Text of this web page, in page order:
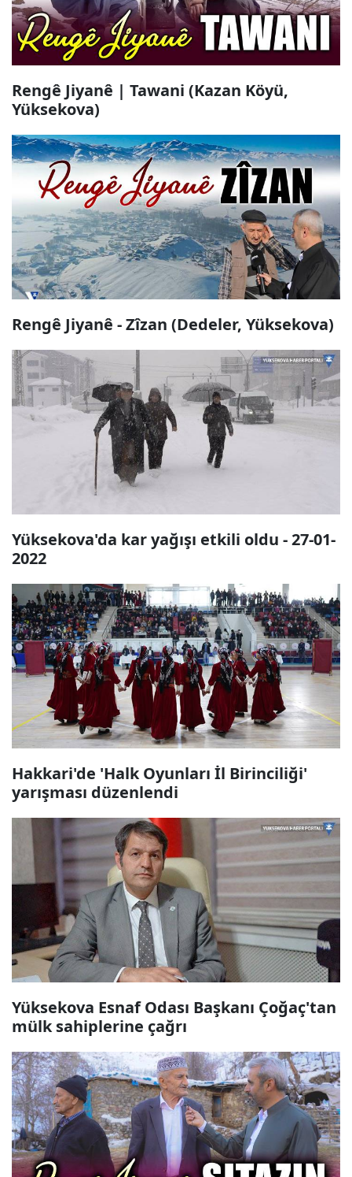
Rengê Jiyanê | Tawani (Kazan Köyü,
Yüksekova)
Rengê Jiyanê - Zîzan (Dedeler, Yüksekova)
Yüksekova'da kar yağışı etkili oldu - 27-01-
2022
Hakkari'de 'Halk Oyunları İl Birinciliği'
yarışması düzenlendi
Yüksekova Esnaf Odası Başkanı Çoğaç'tan
mülk sahiplerine çağrı